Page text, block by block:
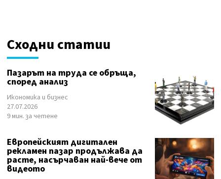
Сходни статии
Пазарът на труда се обръща,
според анализ
Икономика и бизнес
27.07.2026
9 мин. за четене
Европейският дигитален
рекламен пазар продължава да
расте, насърчаван най-вече от
видеото